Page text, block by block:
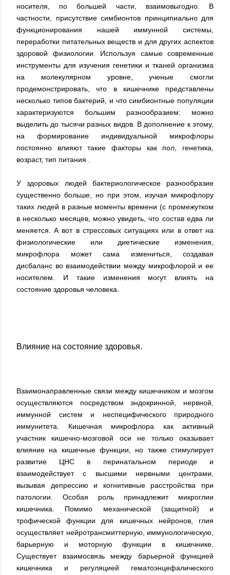
носителя, по большей части, взаимовыгодно. В
частности, присутствие симбионтов принципиально для
функционирования нашей иммунной системы,
переработки питательных веществ и для других аспектов
здоровой физиологии. Используя самые современные
инструменты для изучения генетики и тканей организма
на молекулярном уровне, ученые смогли
продемонстрировать, что в кишечнике представлены
несколько типов бактерий, и что симбионтные популяции
характеризуются большим разнообразием: можно
выделить до тысячи разных видов. В дополнение к этому,
на формирование индивидуальной микрофлоры
постоянно влияют такие факторы как пол, генетика,
возраст, тип питания .
У здоровых людей бактериологическое разнообразие
существенно больше, но при этом, изучая микрофлору
таких людей в разные моменты времени (с промежутком
в несколько месяцев, можно увидеть, что состав едва ли
меняется. А вот в стрессовых ситуациях или в ответ на
физиологические или диетические изменения,
микрофлора может сама измениться, создавая
дисбаланс во взаимодействии между микрофлорой и ее
носителем. И такие изменения могут влиять на
состояние здоровья человека.
Влияние на состояние здоровья.
Взаимонаправленные связи между кишечником и мозгом
осуществляются посредством эндокринной, нервной,
иммунной систем и неспецифического природного
иммунитета. Кишечная микрофлора как активный
участник кишечно-мозговой оси не только оказывает
влияние на кишечные функции, но также стимулирует
развитие ЦНС в перинатальном периоде и
взаимодействует с высшими нервными центрами,
вызывая депрессию и когнитивные расстройства при
патологии. Особая роль принадлежит микроглии
кишечника. Помимо механической (защитной) и
трофической функции для кишечных нейронов, глия
осуществляет нейротрансмиттерную, иммунологическую,
барьерную и моторную функции в кишечнике.
Существует взаимосвязь между барьерной функцией
кишечника и регуляцией гематоэнцефалического